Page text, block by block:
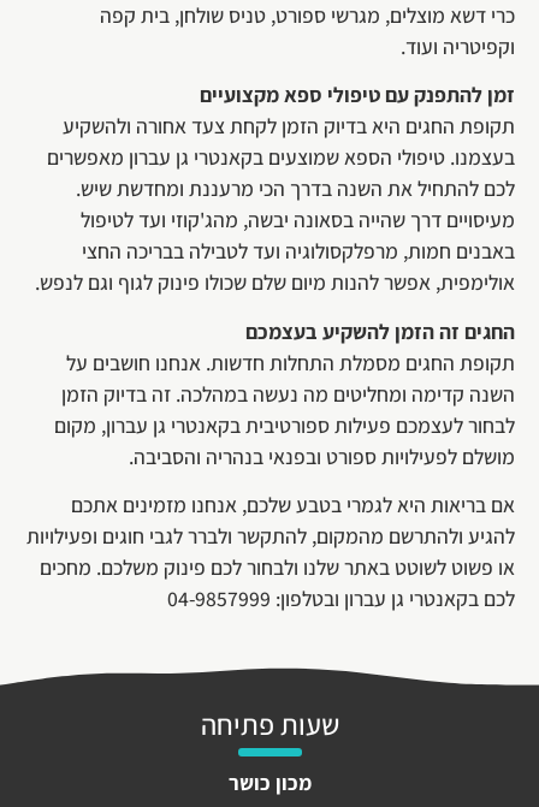
כרי דשא מוצלים, מגרשי ספורט, טניס שולחן, בית קפה
וקפיטריה ועוד.
זמן להתפנק עם טיפולי ספא מקצועיים
תקופת החגים היא בדיוק הזמן לקחת צעד אחורה ולהשקיע
בעצמנו. טיפולי הספא שמוצעים בקאנטרי גן עברון מאפשרים
לכם להתחיל את השנה בדרך הכי מרעננת ומחדשת שיש.
מעיסויים דרך שהייה בסאונה יבשה, מהג'קוזי ועד לטיפול
באבנים חמות, מרפלקסולוגיה ועד לטבילה בבריכה החצי
אולימפית, אפשר להנות מיום שלם שכולו פינוק לגוף וגם לנפש.
החגים זה הזמן להשקיע בעצמכם
תקופת החגים מסמלת התחלות חדשות. אנחנו חושבים על
השנה קדימה ומחליטים מה נעשה במהלכה. זה בדיוק הזמן
לבחור לעצמכם פעילות ספורטיבית בקאנטרי גן עברון, מקום
מושלם לפעילויות ספורט ובפנאי בנהריה והסביבה.
אם בריאות היא לגמרי בטבע שלכם, אנחנו מזמינים אתכם
להגיע ולהתרשם מהמקום, להתקשר ולברר לגבי חוגים ופעילויות
או פשוט לשוטט באתר שלנו ולבחור לכם פינוק משלכם. מחכים
לכם בקאנטרי גן עברון ובטלפון: 04-9857999
שעות פתיחה
מכון כושר